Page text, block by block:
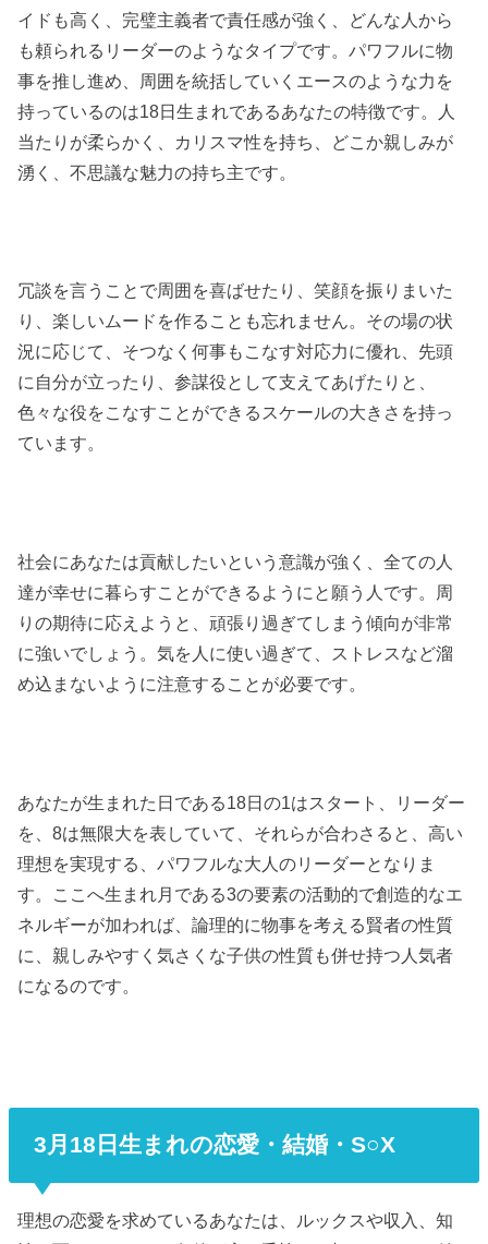
イドも高く、完璧主義者で責任感が強く、どんな人から
も頼られるリーダーのようなタイプです。パワフルに物
事を推し進め、周囲を統括していくエースのような力を
持っているのは18日生まれであるあなたの特徴です。人
当たりが柔らかく、カリスマ性を持ち、どこか親しみが
湧く、不思議な魅力の持ち主です。
冗談を言うことで周囲を喜ばせたり、笑顔を振りまいた
り、楽しいムードを作ることも忘れません。その場の状
況に応じて、そつなく何事もこなす対応力に優れ、先頭
に自分が立ったり、参謀役として支えてあげたりと、
色々な役をこなすことができるスケールの大きさを持っ
ています。
社会にあなたは貢献したいという意識が強く、全ての人
達が幸せに暮らすことができるようにと願う人です。周
りの期待に応えようと、頑張り過ぎてしまう傾向が非常
に強いでしょう。気を人に使い過ぎて、ストレスなど溜
め込まないように注意することが必要です。
あなたが生まれた日である18日の1はスタート、リーダー
を、8は無限大を表していて、それらが合わさると、高い
理想を実現する、パワフルな大人のリーダーとなりま
す。ここへ生まれ月である3の要素の活動的で創造的なエ
ネルギーが加われば、論理的に物事を考える賢者の性質
に、親しみやすく気さくな子供の性質も併せ持つ人気者
になるのです。
3月18日生まれの恋愛・結婚・S○X
理想の恋愛を求めているあなたは、ルックスや収入、知